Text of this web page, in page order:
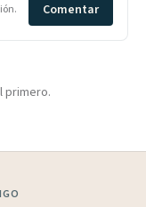
Comentar
primero.